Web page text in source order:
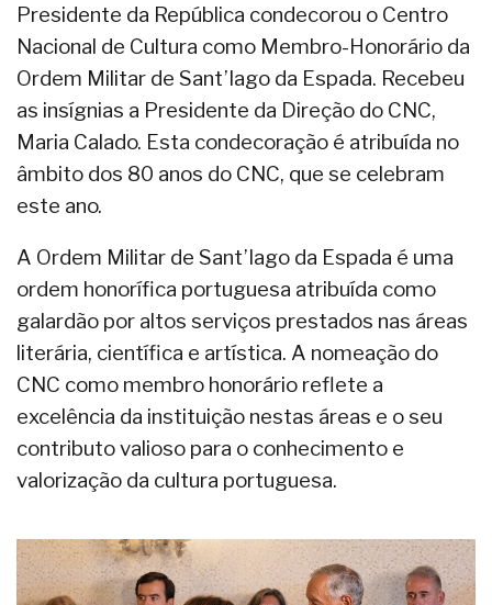
Presidente da República condecorou o Centro
Nacional de Cultura como Membro-Honorário da
Ordem Militar de Sant’Iago da Espada. Recebeu
as insígnias a Presidente da Direção do CNC,
Maria Calado. Esta condecoração é atribuída no
âmbito dos 80 anos do CNC, que se celebram
este ano.
A Ordem Militar de Sant’Iago da Espada é uma
ordem honorífica portuguesa atribuída como
galardão por altos serviços prestados nas áreas
literária, científica e artística. A nomeação do
CNC como membro honorário reflete a
excelência da instituição nestas áreas e o seu
contributo valioso para o conhecimento e
valorização da cultura portuguesa.